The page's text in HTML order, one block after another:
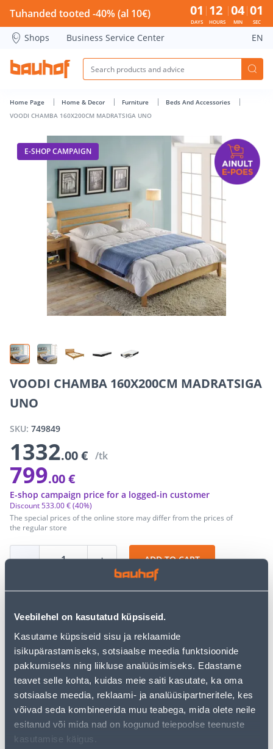
Veebilehel on kasutatud küpsiseid.
Kasutame küpsiseid sisu ja reklaamide
isikupärastamiseks, sotsiaalse meedia funktsioonide
pakkumiseks ning liikluse analüüsimiseks. Edastame
teavet selle kohta, kuidas meie saiti kasutate, ka oma
sotsiaalse meedia, reklaami- ja analüüsipartneritele, kes
võivad seda kombineerida muu teabega, mida olete neile
esitanud või mida nad on kogunud teiepoolse teenuste
kasutamise käigus.
VOODI CHAMBA 160X200CM MADRATSIGA UNO - Bauhof
Tuhanded tooted -40% (al 10€) 01
DAYS
12
HOURS
04
MIN
01
SEC
Shops Business Service Center EN
Home Page Home & Decor Furniture
Beds And Accessories
VOODI CHAMBA 160X200CM MADRATSIGA UNO
E-SHOP CAMPAIGN
VOODI CHAMBA 160X200CM MADRATSIGA
UNO
SKU: 749849
1332.00 € /tk
799.00 €
The special prices of the online store may differ from the prices of
the regular store
Discount533.00 €(40%)
E-shop campaign price for a logged-in customer
− + ADD TO CART
• 14-päevane tagastusõigus.
• HANKIJA LAOST TELLITAV TOODE
Installment calculator